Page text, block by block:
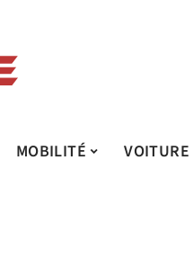
MOBILITÉ VOITURE